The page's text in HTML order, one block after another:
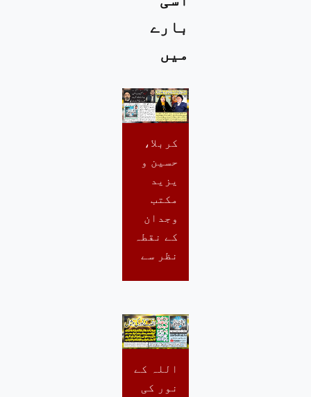
بارے
میں
کربلا،
حسین و
یزید
مکتب
وجدان
کے نقطہ
نظر سے
اللہ کے
نور کی